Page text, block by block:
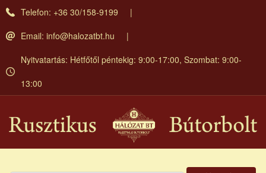
Ugrás
Telefon: +36 30/158-9199
Email: info@halozatbt.hu
Nyitvatartás: Hétfőtől péntekig: 9:00-17:00, Szombat: 9:00-
13:00